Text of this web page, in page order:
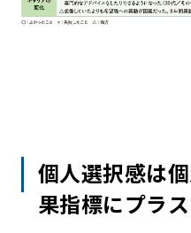
個人選択感は
果指標にプラ